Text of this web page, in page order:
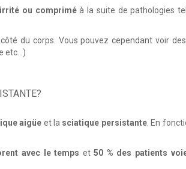
ou compriméà la suite de pathologies
côté du corps. Vous pouvez cependant voir
etc…)
aigüe et la sciatique persistante. En
avec le temps et50 % des patients